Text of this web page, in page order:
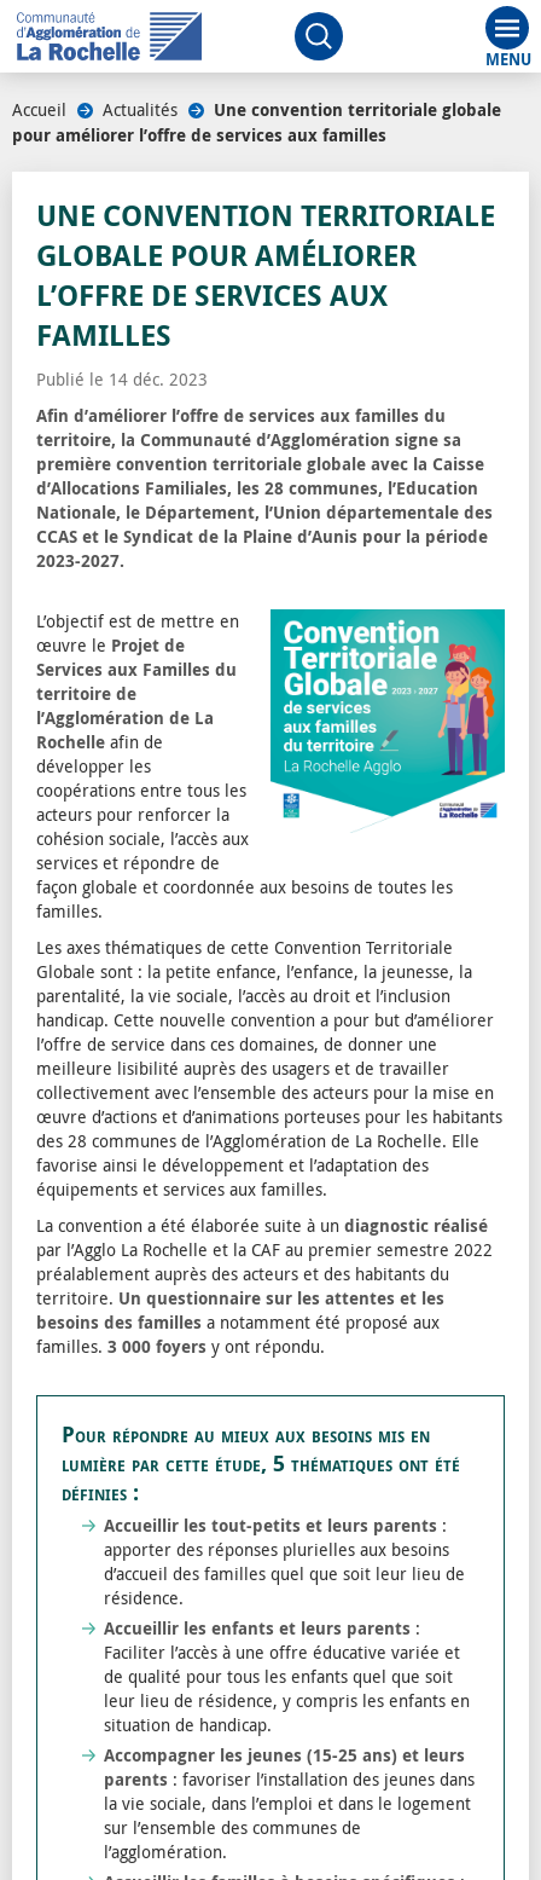
Ouvrir le moteur de
Accueil Actualités
Une convention territoriale globale
pour améliorer l’offre de services aux familles
UNE CONVENTION TERRITORIALE
GLOBALE POUR AMÉLIORER
L’OFFRE DE SERVICES AUX
FAMILLES
Publié le 14 déc. 2023
Afin d’améliorer l’offre de services aux familles du
territoire, la Communauté d’Agglomération signe sa
première convention territoriale globale avec la Caisse
d’Allocations Familiales, les 28 communes, l’Education
Nationale, le Département, l’Union départementale des
CCAS et le Syndicat de la Plaine d’Aunis pour la période
2023-2027.
L’objectif est de mettre en
œuvre le Projet de
Services aux Familles du
territoire de
l’Agglomération de La
Rochelle afin de
développer les
coopérations entre tous les
acteurs pour renforcer la
cohésion sociale, l’accès aux
services et répondre de
façon globale et coordonnée aux besoins de toutes les
familles.
Les axes thématiques de cette Convention Territoriale
Globale sont : la petite enfance, l’enfance, la jeunesse, la
parentalité, la vie sociale, l’accès au droit et l’inclusion
handicap. Cette nouvelle convention a pour but d’améliorer
l’offre de service dans ces domaines, de donner une
meilleure lisibilité auprès des usagers et de travailler
collectivement avec l’ensemble des acteurs pour la mise en
œuvre d’actions et d’animations porteuses pour les habitants
des 28 communes de l’Agglomération de La Rochelle. Elle
favorise ainsi le développement et l’adaptation des
équipements et services aux familles.
La convention a été élaborée suite à un diagnostic réalisé
par l’Agglo La Rochelle et la CAF au premier semestre 2022
préalablement auprès des acteurs et des habitants du
territoire. Un questionnaire sur les attentes et les
besoins des familles a notamment été proposé aux
familles. 3 000 foyers y ont répondu.
Pour répondre au mieux aux besoins mis en
lumière par cette étude, 5 thématiques ont été
définies :
Accueillir les tout-petits et leurs parents :
apporter des réponses plurielles aux besoins
d’accueil des familles quel que soit leur lieu de
résidence.
Accueillir les enfants et leurs parents :
Faciliter l’accès à une offre éducative variée et
de qualité pour tous les enfants quel que soit
leur lieu de résidence, y compris les enfants en
situation de handicap.
Accompagner les jeunes (15-25 ans) et leurs
parents : favoriser l’installation des jeunes dans
la vie sociale, dans l’emploi et dans le logement
sur l’ensemble des communes de
l’agglomération.